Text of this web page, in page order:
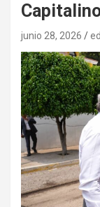
junio 28, 2026